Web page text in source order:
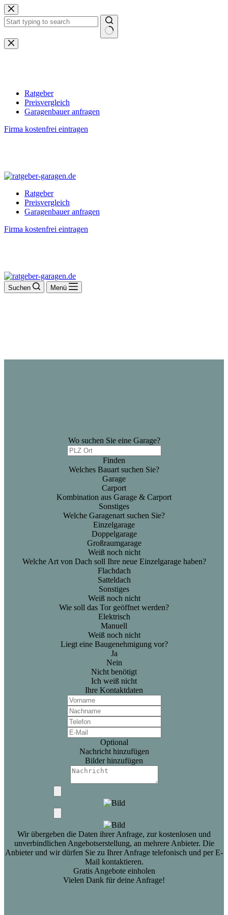
Zum
Inhalt
springen
Keine
Ergebnisse
Ratgeber
Preisvergleich
Garagenbauer anfragen
Firma kostenfrei eintragen
Ratgeber
Preisvergleich
Garagenbauer anfragen
Firma kostenfrei eintragen
Suchen Menü
Wo suchen Sie eine Garage?
Finden
Welches Bauart suchen Sie?
Garage
Carport
Kombination aus Garage & Carport
Sonstiges
Welche Garagenart suchen Sie?
Einzelgarage
Doppelgarage
Großraumgarage
Weiß noch nicht
Welche Art von Dach soll Ihre neue Einzelgarage haben?
Flachdach
Satteldach
Sonstiges
Weiß noch nicht
Wie soll das Tor geöffnet werden?
Elektrisch
Manuell
Weiß noch nicht
Liegt eine Baugenehmigung vor?
Ja
Nein
Nicht benötigt
Ich weiß nicht
Ihre Kontaktdaten
Optional
Nachricht hinzufügen
Bilder hinzufügen
Wir übergeben die Daten ihrer Anfrage, zur kostenlosen und
unverbindlichen Angebotserstellung, an mehrere Anbieter. Die
Anbieter und wir dürfen Sie zu Ihrer Anfrage telefonisch und per E-
Mail kontaktieren.
Gratis Angebote einholen
Vielen Dank für deine Anfrage!